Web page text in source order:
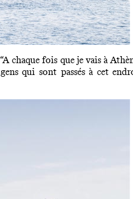
chaque fois que je vais à
qui sont passés à cet